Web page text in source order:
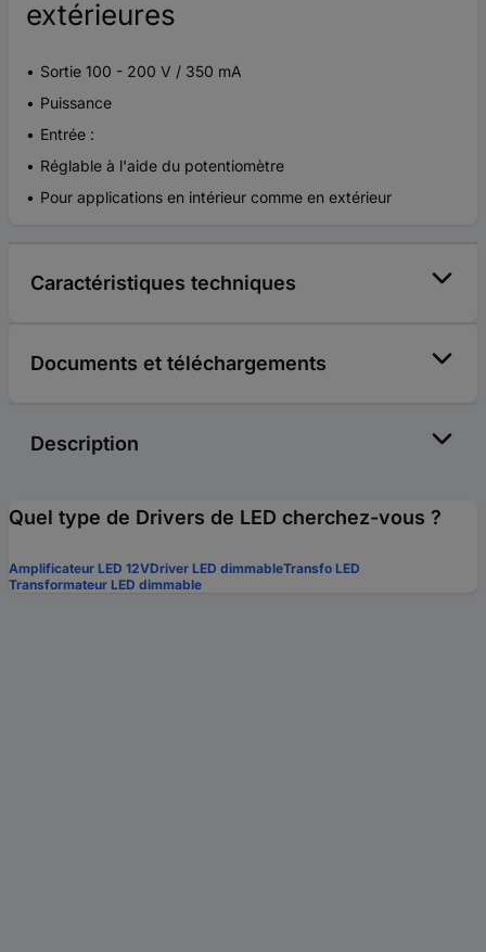
extérieures
Sortie 100 - 200 V / 350 mA
Puissance
Entrée :
Réglable à l'aide du potentiomètre
Pour applications en intérieur comme en extérieur
Caractéristiques techniques
Documents et téléchargements
Description
Quel type de Drivers de LED cherchez-vous ?
Amplificateur LED 12VDriver LED dimmableTransfo LED
Transformateur LED dimmable